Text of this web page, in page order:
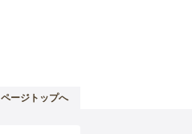
ページトップへ